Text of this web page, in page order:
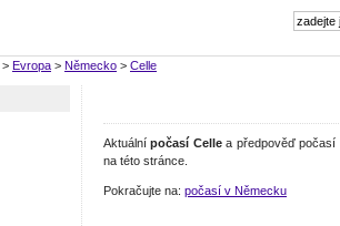
> Evropa > Německo > Celle
Aktuálnípočasí Cellea předpověď počasí
na této stránce.
Pokračujte na: počasí v Německu